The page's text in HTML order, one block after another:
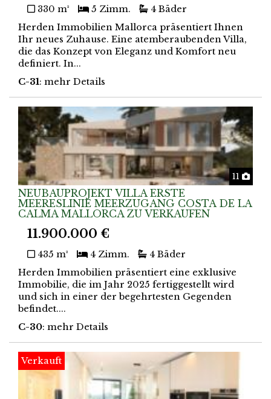
330 m² 5 Zimm.
4 Bäder
Herden Immobilien Mallorca präsentiert Ihnen
Ihr neues Zuhause. Eine atemberaubenden Villa,
die das Konzept von Eleganz und Komfort neu
definiert. In...
C-31: mehr Details
11 Fotos
NEUBAUPROJEKT VILLA ERSTE
MEERESLINIE MEERZUGANG COSTA DE LA
CALMA MALLORCA ZU VERKAUFEN
11.900.000 €
435 m² 4 Zimm.
4 Bäder
Herden Immobilien präsentiert eine exklusive
Immobilie, die im Jahr 2025 fertiggestellt wird
und sich in einer der begehrtesten Gegenden
befindet....
C-30: mehr Details
Verkauft